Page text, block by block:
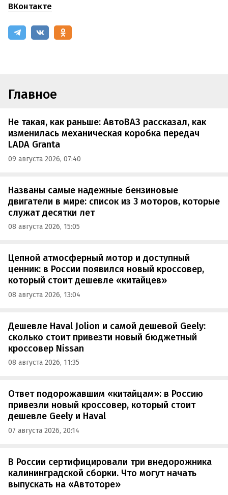
ВКонтакте
Главное
Не такая, как раньше: АвтоВАЗ рассказал, как
изменилась механическая коробка передач
LADA Granta
09 августа 2026, 07:40
Названы самые надежные бензиновые
двигатели в мире: список из 3 моторов, которые
служат десятки лет
08 августа 2026, 15:05
Цепной атмосферный мотор и доступный
ценник: в России появился новый кроссовер,
который стоит дешевле «китайцев»
08 августа 2026, 13:04
Дешевле Haval Jolion и самой дешевой Geely:
сколько стоит привезти новый бюджетный
кроссовер Nissan
08 августа 2026, 11:35
Ответ подорожавшим «китайцам»: в Россию
привезли новый кроссовер, который стоит
дешевле Geely и Haval
07 августа 2026, 20:14
В России сертифицировали три внедорожника
калининградской сборки. Что могут начать
выпускать на «Автоторе»